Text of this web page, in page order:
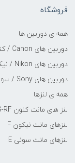
فروشگاه
همه ی دوربین ها
دوربین های Canon / کنون
دوربین های Nikon / نیکون
دوربین های Sony / سونی
همه ی لنزها
لنز های مانت کنون EF-EFS-RF
لنزهای مانت نیکون F
لنزهای مانت سونی E